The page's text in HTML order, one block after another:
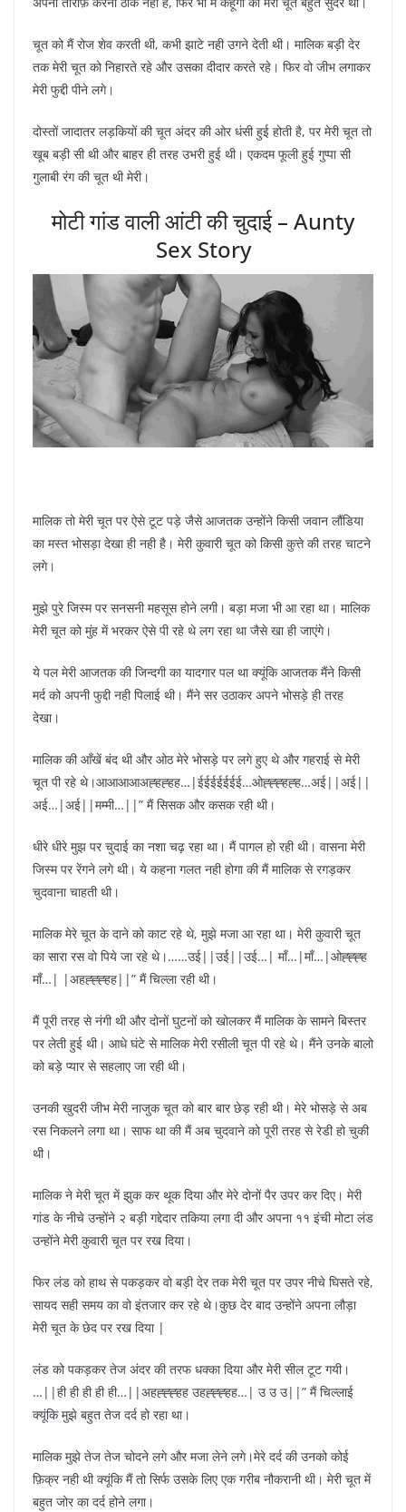
चूत को मैं रोज शेव करती थी, कभी झाटे नही उगने देती थी। मालिक बड़ी देर
तक मेरी चूत को निहारते रहे और उसका दीदार करते रहे। फिर वो जीभ लगाकर
मेरी फुद्दी पीने लगे।
दोस्तों जादातर लड़कियों की चूत अंदर की ओर धंसी हुई होती है, पर मेरी चूत तो
खूब बड़ी सी थी और बाहर ही तरह उभरी हुई थी। एकदम फूली हुई गुप्पा सी
गुलाबी रंग की चूत थी मेरी।
मोटी गांड वाली आंटी की चुदाई – Aunty
Sex Story
मालिक तो मेरी चूत पर ऐसे टूट पड़े जैसे आजतक उन्होंने किसी जवान लौंडिया
का मस्त भोसड़ा देखा ही नही है। मेरी कुवारी चूत को किसी कुत्ते की तरह चाटने
लगे।
मुझे पुरे जिस्म पर सनसनी महसूस होने लगी। बड़ा मजा भी आ रहा था। मालिक
मेरी चूत को मुंह में भरकर ऐसे पी रहे थे लग रहा था जैसे खा ही जाएंगे।
ये पल मेरी आजतक की जिन्दगी का यादगार पल था क्यूंकि आजतक मैंने किसी
मर्द को अपनी फुद्दी नही पिलाई थी। मैंने सर उठाकर अपने भोसड़े ही तरह
देखा।
मालिक की आँखें बंद थी और ओठ मेरे भोसड़े पर लगे हुए थे और गहराई से मेरी
चूत पी रहे थे।आआआआअह्हह्हह…|ईईईईईईई…ओह्ह्ह्हह्ह…अई||अई||
अई…|अई||मम्मी…||” मैं सिसक और कसक रही थी।
धीरे धीरे मुझ पर चुदाई का नशा चढ़ रहा था। मैं पागल हो रही थी। वासना मेरी
जिस्म पर रेंगने लगे थी। ये कहना गलत नही होगा की मैं मालिक से रगड़कर
चुदवाना चाहती थी।
मालिक मेरे चूत के दाने को काट रहे थे, मुझे मजा आ रहा था। मेरी कुवारी चूत
का सारा रस वो पिये जा रहे थे।……उई||उई||उई…| माँ…|माँ…|ओह्ह्ह्ह
माँ…| |अहह्ह्ह्हह||” मैं चिल्ला रही थी।
मैं पूरी तरह से नंगी थी और दोनों घुटनों को खोलकर मैं मालिक के सामने बिस्तर
पर लेती हुई थी। आधे घंटे से मालिक मेरी रसीली चूत पी रहे थे। मैंने उनके बालो
को बड़े प्यार से सहलाए जा रही थी।
उनकी खुदरी जीभ मेरी नाजुक चूत को बार बार छेड़ रही थी। मेरे भोसड़े से अब
रस निकलने लगा था। साफ था की मैं अब चुदवाने को पूरी तरह से रेडी हो चुकी
थी।
मालिक ने मेरी चूत में झुक कर थूक दिया और मेरे दोनों पैर उपर कर दिए। मेरी
गांड के नीचे उन्होंने २ बड़ी गद्देदार तकिया लगा दी और अपना ११ इंची मोटा लंड
उन्होंने मेरी कुवारी चूत पर रख दिया।
फिर लंड को हाथ से पकड़कर वो बड़ी देर तक मेरी चूत पर उपर नीचे घिसते रहे,
सायद सही समय का वो इंतजार कर रहे थे।कुछ देर बाद उन्होंने अपना लौड़ा
मेरी चूत के छेद पर रख दिया |
लंड को पकड़कर तेज अंदर की तरफ धक्का दिया और मेरी सील टूट गयी।
…||ही ही ही ही ही…||अहह्ह्ह्हह उहह्ह्ह्हह…| उ उ उ||” मैं चिल्लाई
क्यूंकि मुझे बहुत तेज दर्द हो रहा था।
मालिक मुझे तेज तेज चोदने लगे और मजा लेने लगे।मेरे दर्द की उनको कोई
फ़िक्र नही थी क्यूंकि मैं तो सिर्फ उसके लिए एक गरीब नौकरानी थी। मेरी चूत में
बहुत जोर का दर्द होने लगा।